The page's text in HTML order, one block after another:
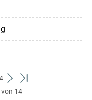
weiter
zum
zum
von 14